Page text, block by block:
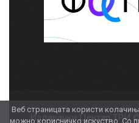
Веб страницата користи
можно корисничко искуство. Со
Издавачки Центар ТРИ